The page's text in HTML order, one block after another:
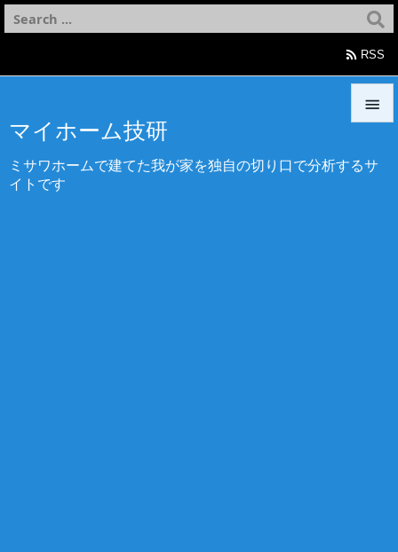
マイホーム技研
ミサワホームで建てた我が家を独自の切り口で分析するサ
イトです

メニュ
 RSS